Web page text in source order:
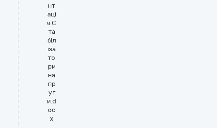
нт
аці
я С
та
біл
іза
то
ри
на
пр
уг
и.d
oc
x